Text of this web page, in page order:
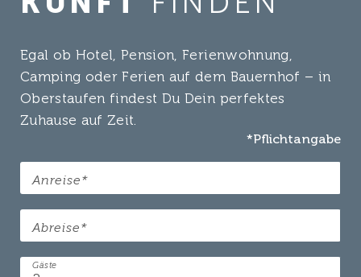
Egal ob Hotel, Pension, Ferienwohnung,
Camping oder Ferien auf dem Bauernhof – in
Oberstaufen findest Du Dein perfektes
Zuhause auf Zeit.
*Pflichtangabe
Anreise*(Pflichtfeld)
Abreise*(Pflichtfeld)
Gäste